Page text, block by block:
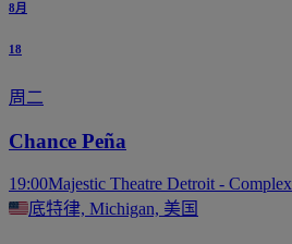
8月
18
周二
Chance Peña
19:00Majestic Theatre Detroit - Complex
底特律, Michigan, 美国